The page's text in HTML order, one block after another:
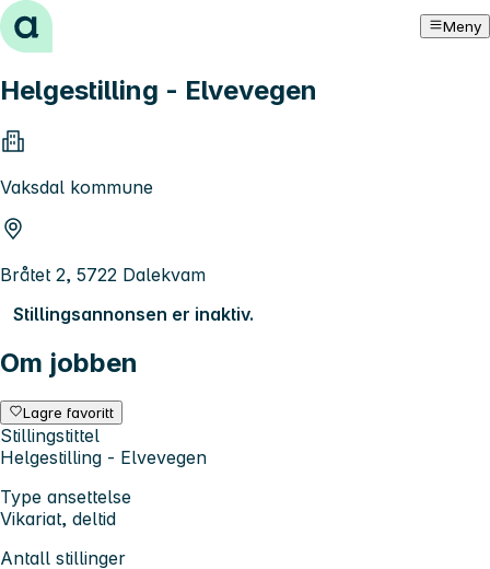
Hopp til innhold Meny
Helgestilling - Elvevegen
Vaksdal kommune
Bråtet 2, 5722 Dalekvam
Stillingsannonsen er inaktiv.
Om jobben
Lagre favoritt
Stillingstittel
Helgestilling - Elvevegen
Type ansettelse
Vikariat, deltid
Antall stillinger